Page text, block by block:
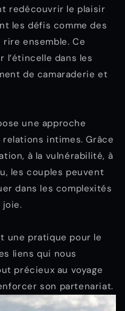
redécouvrir le plaisir
les défis comme des
ensemble. Ce
dans les
de camaraderie et
une approche
intimes. Grâce
à la vulnérabilité, à
les couples peuvent
dans les complexités
joie.
une pratique pour le
liens qui nous
précieux au voyage
son partenariat.